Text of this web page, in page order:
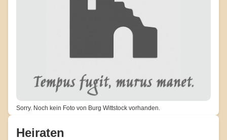
Sorry. Noch kein Foto von Burg Wittstock vorhanden.
Heiraten